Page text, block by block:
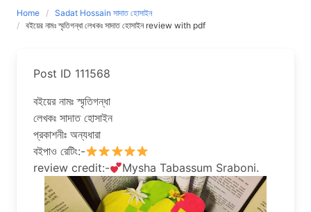
Home
Sadat Hossain সাদাত হোসাইন
বইয়ের নামঃ স্মৃতিগন্ধা লেখকঃ সাদাত হোসাইন review with pdf
Post ID 111568
বইয়ের নামঃ স্মৃতিগন্ধা
লেখকঃ সাদাত হোসাইন
প্রকাশনীঃ অন্যধারা
বইপাও রেটিং:-
review credit:-
Mysha Tabassum Sraboni.